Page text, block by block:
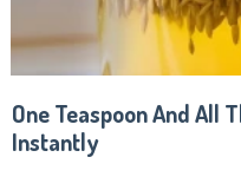
One Teaspoon And All
Instantly